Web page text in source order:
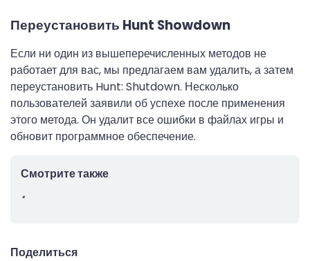
Переустановить Hunt Showdown
Если ни один из вышеперечисленных методов не
работает для вас, мы предлагаем вам удалить, а затем
переустановить Hunt: Shutdown. Несколько
пользователей заявили об успехе после применения
этого метода. Он удалит все ошибки в файлах игры и
обновит программное обеспечение.
Смотрите также
Поделиться